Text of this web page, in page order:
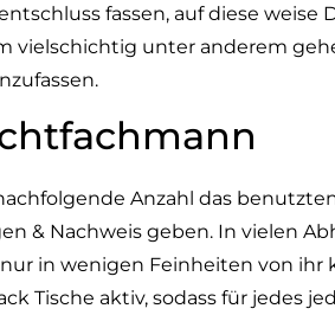
fassen, auf diese weise
vielschichtig unter anderem
Anzahl das
& Nachweis geben. In vielen
in wenigen Feinheiten von ihr
Tische aktiv, sodass für jedes